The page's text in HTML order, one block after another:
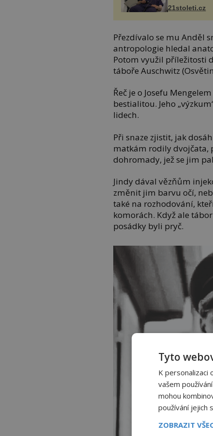
21stoleti.cz
Přezdívalo se mu Anděl
antropologie hledal
Potom využil příležitosti
táboře Auschwitz
Řeč je o Josefu
bestialitou. Jeho
lidech.
Při snaze zjistit, jak
matkám rodily dvojčata,
dohromady, jež se jim
Jindy dával vězňům
změnit jim barvu očí,
také na rozhodování,
komorách. Když ale
posádky byli pryč.
Tyto
K personalizaci
vašem
mohou
používání jejich
ZOBRAZIT